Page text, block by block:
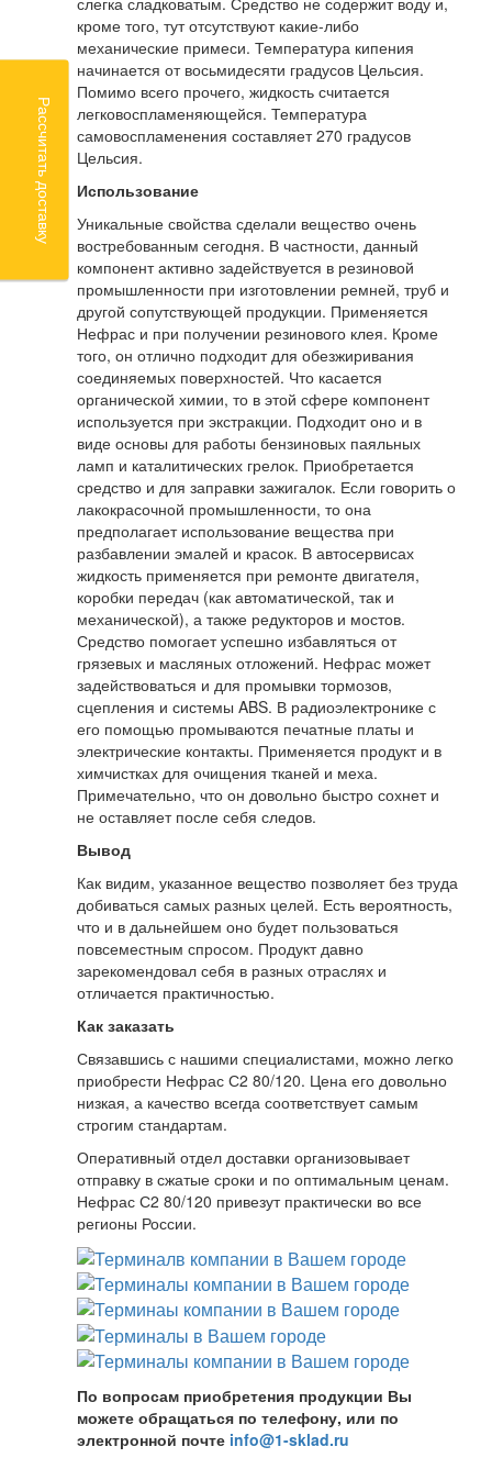
кроме того, тут отсутствуют какие-либо
механические примеси. Температура кипения
начинается от восьмидесяти градусов Цельсия.
Помимо всего прочего, жидкость считается
легковоспламеняющейся. Температура
самовоспламенения составляет 270 градусов
Цельсия.
Использование
Уникальные свойства сделали вещество очень
востребованным сегодня. В частности, данный
компонент активно задействуется в резиновой
промышленности при изготовлении ремней, труб и
другой сопутствующей продукции. Применяется
Нефрас и при получении резинового клея. Кроме
того, он отлично подходит для обезжиривания
соединяемых поверхностей. Что касается
органической химии, то в этой сфере компонент
используется при экстракции. Подходит оно и в
виде основы для работы бензиновых паяльных
ламп и каталитических грелок. Приобретается
средство и для заправки зажигалок. Если говорить о
лакокрасочной промышленности, то она
предполагает использование вещества при
разбавлении эмалей и красок. В автосервисах
жидкость применяется при ремонте двигателя,
коробки передач (как автоматической, так и
механической), а также редукторов и мостов.
Средство помогает успешно избавляться от
грязевых и масляных отложений. Нефрас может
задействоваться и для промывки тормозов,
сцепления и системы ABS. В радиоэлектронике с
его помощью промываются печатные платы и
электрические контакты. Применяется продукт и в
химчистках для очищения тканей и меха.
Примечательно, что он довольно быстро сохнет и
не оставляет после себя следов.
Вывод
Как видим, указанное вещество позволяет без труда
добиваться самых разных целей. Есть вероятность,
что и в дальнейшем оно будет пользоваться
повсеместным спросом. Продукт давно
зарекомендовал себя в разных отраслях и
отличается практичностью.
Как заказать
Связавшись с нашими специалистами, можно легко
приобрести Нефрас С2 80/120. Цена его довольно
низкая, а качество всегда соответствует самым
строгим стандартам.
Оперативный отдел доставки организовывает
отправку в сжатые сроки и по оптимальным ценам.
Нефрас С2 80/120 привезут практически во все
регионы России.
По вопросам приобретения продукции Вы
можете обращаться по телефону, или по
электронной почте info@1-sklad.ru
Рассчитать доставку